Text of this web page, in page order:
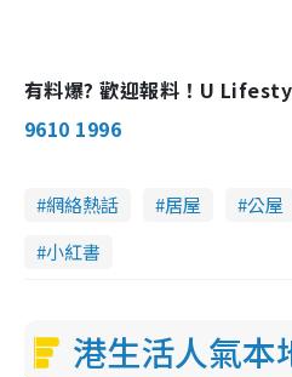
有料爆? 歡迎報料！U
9610 1996
網絡熱話 居屋 公屋
小紅書
港生活人氣本